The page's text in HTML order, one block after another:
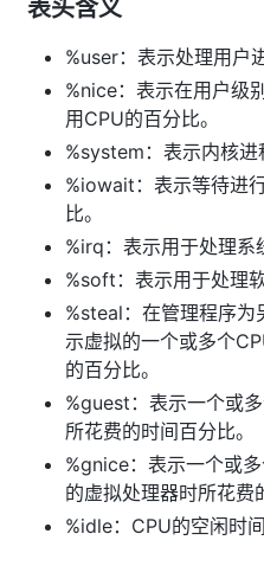
表头含义
%user：表示处理用户
%nice：表示在用户级
用CPU的百分比。
%system：表示内核进
%iowait：表示等待进
比。
%irq：表示用于处理系
%soft：表示用于处理
%steal：在管理程序为
示虚拟的一个或多个
的百分比。
%guest：表示一个或
所花费的时间百分比。
%gnice：表示一个或
的虚拟处理器时所花费
%idle：CPU的空闲时间